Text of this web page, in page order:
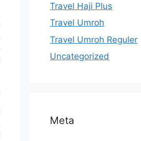
Travel Haji Plus
Travel Umroh
Travel Umroh Reguler
Uncategorized
Meta